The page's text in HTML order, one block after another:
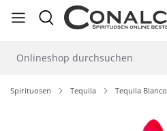
springen
Spirituosen Tequila Tequila Blanco